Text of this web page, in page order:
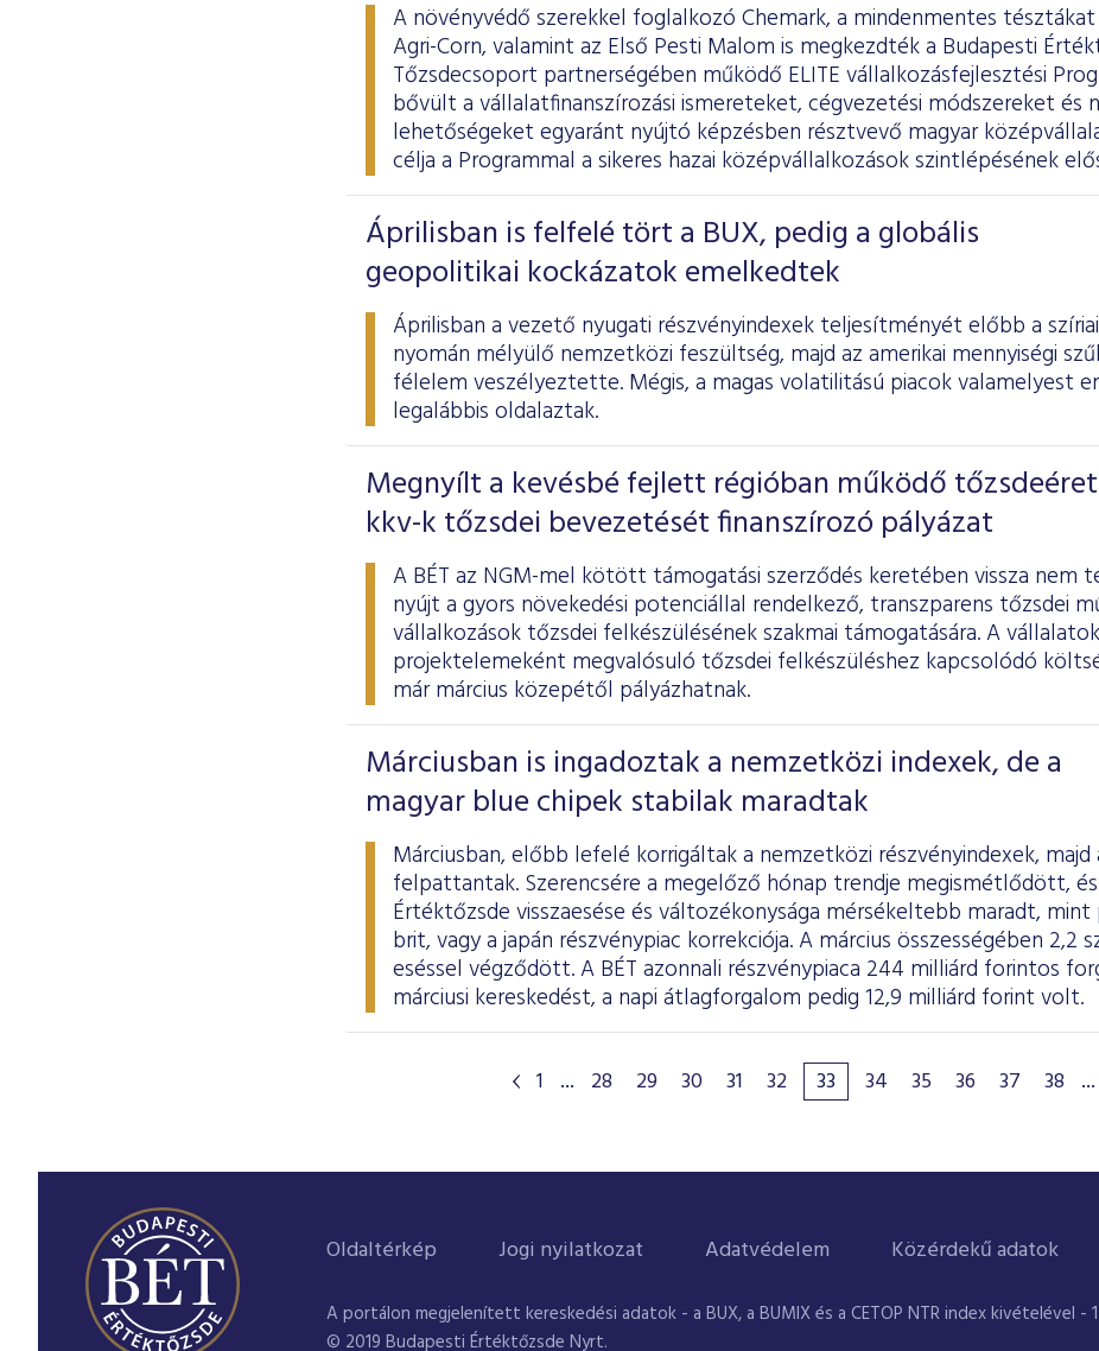
A növényvédő szerekkel foglalkozó Chemark, a mindenmentes
Agri-Corn, valamint az Első Pesti Malom is megkezdték a Budapesti
Tőzsdecsoport partnerségében működő ELITE vállalkozásfejlesztési
bővült a vállalatfinanszírozási ismereteket, cégvezetési módszereket és
lehetőségeket egyaránt nyújtó képzésben résztvevő magyar
célja a Programmal a sikeres hazai középvállalkozások szintlépésének
Áprilisban is felfelé tört a BUX, pedig a globális
geopolitikai kockázatok emelkedtek
Áprilisban a vezető nyugati részvényindexek teljesítményét előbb a
nyomán mélyülő nemzetközi feszültség, majd az amerikai mennyiségi
félelem veszélyeztette. Mégis, a magas volatilitású piacok valamelyest
legalábbis oldalaztak.
Megnyílt a kevésbé fejlett régióban működő
kkv-k tőzsdei bevezetését finanszírozó pályázat
A BÉT az NGM-mel kötött támogatási szerződés keretében vissza nem
nyújt a gyors növekedési potenciállal rendelkező, transzparens tőzsdei
vállalkozások tőzsdei felkészülésének szakmai támogatására. A
projektelemeként megvalósuló tőzsdei felkészüléshez kapcsolódó
már március közepétől pályázhatnak.
Márciusban is ingadoztak a nemzetközi indexek, de a
magyar blue chipek stabilak maradtak
Márciusban, előbb lefelé korrigáltak a nemzetközi részvényindexek, majd
felpattantak. Szerencsére a megelőző hónap trendje megismétlődött,
Értéktőzsde visszaesése és változékonysága mérsékeltebb maradt, mint
brit, vagy a japán részvénypiac korrekciója. A március összességében 2,2
eséssel végződött. A BÉT azonnali részvénypiaca 244 milliárd forintos
márciusi kereskedést, a napi átlagforgalom pedig 12,9 milliárd forint volt.
1 ... 28 29 30 31 32 33 34 35 36 37 38 ...
Oldaltérkép Jogi nyilatkozat Adatvédelem Közérdekű adatok
A portálon megjelenített kereskedési adatok - a BUX, a BUMIX és a CETOP NTR index kivételével
© 2019 Budapesti Értéktőzsde Nyrt.